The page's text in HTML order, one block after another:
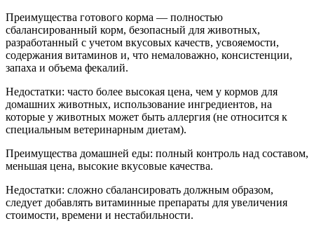
Преимущества готового корма — полностью
сбалансированный корм, безопасный для животных,
разработанный с учетом вкусовых качеств, усвояемости,
содержания витаминов и, что немаловажно, консистенции,
запаха и объема фекалий.
Недостатки: часто более высокая цена, чем у кормов для
домашних животных, использование ингредиентов, на
которые у животных может быть аллергия (не относится к
специальным ветеринарным диетам).
Преимущества домашней еды: полный контроль над составом,
меньшая цена, высокие вкусовые качества.
Недостатки: сложно сбалансировать должным образом,
следует добавлять витаминные препараты для увеличения
стоимости, времени и нестабильности.